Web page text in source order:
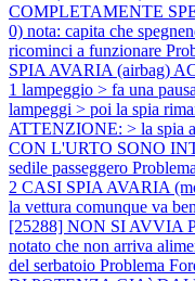
COMPLETAMENTE
0) nota: capita che
ricominci a funzionare
SPIA AVARIA (airbag)
1 lampeggio > fa una
lampeggi > poi la spia
ATTENZIONE: > la spia
CON L'URTO SONO
sedile passeggero
2 CASI SPIA AVARIA
la vettura comunque va
[25288] NON SI AVVIA
notato che non arriva
del serbatoio Problema